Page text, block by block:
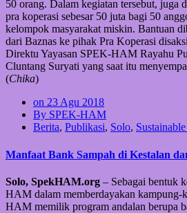
50 orang. Dalam kegiatan tersebut, juga
pra koperasi sebesar 50 juta bagi 50
kelompok masyarakat miskin. Bantuan
dari Baznas ke pihak Pra Koperasi
Direktu Yayasan SPEK-HAM Rayahu
Cluntang Suryati yang saat itu
(Chika)
on 23 Agu 2018
By SPEK-HAM
Berita, Publikasi, Solo,
Manfaat Bank Sampah di Kestalan
Solo, SpekHAM.org – Sebagai bentuk
HAM dalam memberdayakan kampung-
HAM memilik program andalan berupa